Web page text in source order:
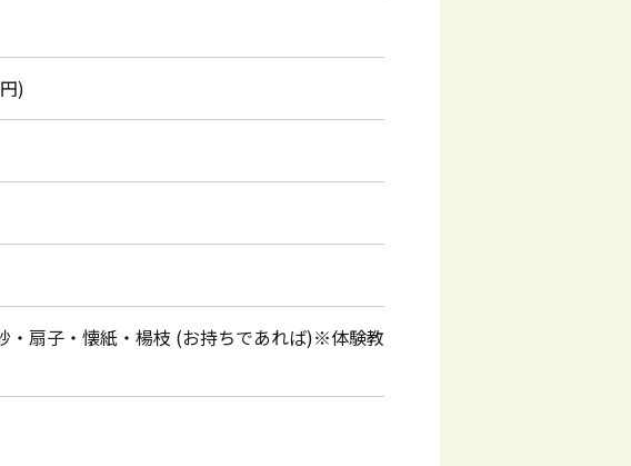
)
・扇子・懐紙・楊枝 (お持ちであれば)※体験教